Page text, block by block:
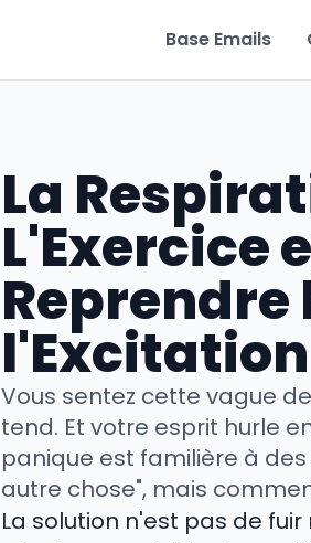
Base Emails
La
L'Exercice
Reprendre
Vous sentez cette vague
tend. Et votre esprit hurle
panique est familière à
autre chose", mais
La solution n'est pas de